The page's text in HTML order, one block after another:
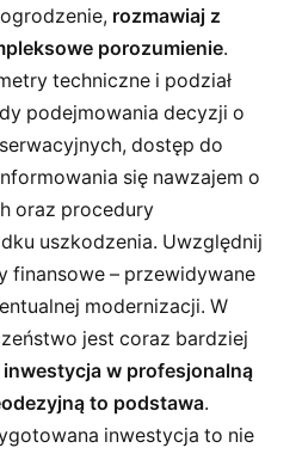
rozmawiaj z
porozumienie.
techniczne i podział
podejmowania decyzji o
dostęp do
się nawzajem o
oraz procedury
uszkodzenia. Uwzględnij
finansowe – przewidywane
modernizacji. W
jest coraz bardziej
inwestycja w profesjonalną
to podstawa.
inwestycja to nie